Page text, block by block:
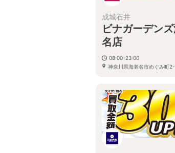
成城石井
ビナガーデン
名店
08:00-23:00
神奈川県海老名市めぐみ町